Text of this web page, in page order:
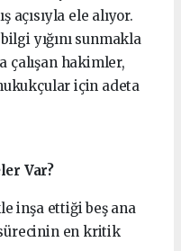
açısıyla ele alıyor.
yığını sunmakla
çalışan hakimler,
için adeta
Var?
inşa ettiği beş ana
sürecinin en kritik